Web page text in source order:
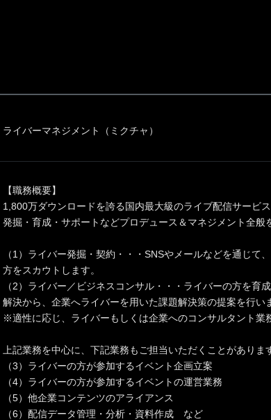
ライバーマネジメント（ミクチャ）
【職務概要】
1,800万ダウンロードを誇る国内最大級のライブ配信サービ
発掘・育成・サポートなどプロデュース＆マネジメント全般
（1）ライバー発掘・契約・・・SNSやメールなどを通じて
方をスカウトします。
（2）ライバー／ビジネスコンサル・・・ライバーの方を育
解決から、企業へライバーを用いた課題解決策の提案を行い
※適性に応じ、ライバーもしくは企業へのコンサルタント業
上記業務を中心に、下記業務もご担当いただくことがありま
（3）ライバーの方が参加するイベント企画立案
（4）ライバーの方が参加するイベントの運営業務
（5）他企業コンテンツのアライアンス
（6）配信データ管理・分析・資料作成 など